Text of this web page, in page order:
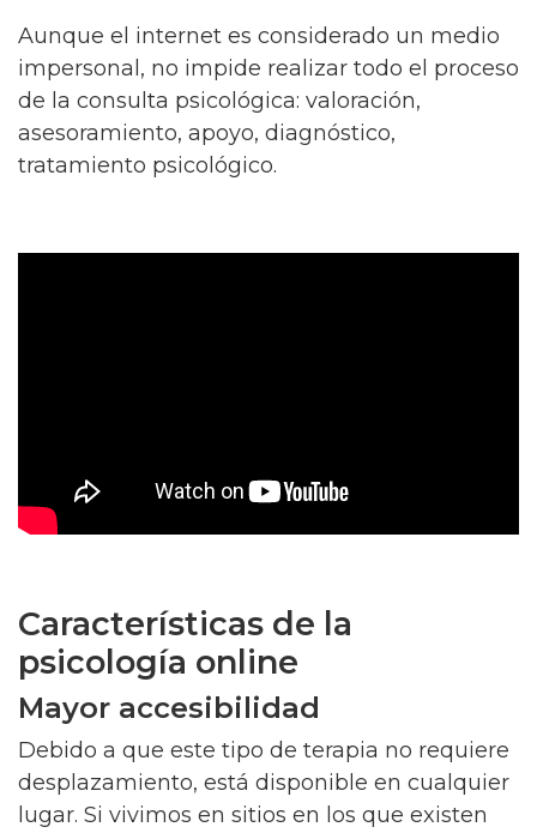
Aunque el internet es considerado un medio
impersonal, no impide realizar todo el proceso
de la consulta psicológica: valoración,
asesoramiento, apoyo, diagnóstico,
tratamiento psicológico.
Características de la
psicología online
Mayor accesibilidad
Debido a que este tipo de terapia no requiere
desplazamiento, está disponible en cualquier
lugar. Si vivimos en sitios en los que existen